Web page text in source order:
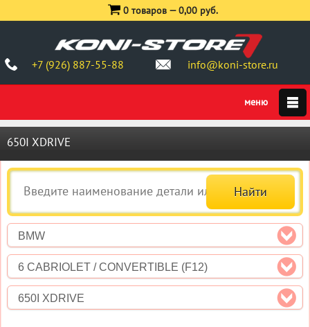
+7 (926) 887-55-88 info@koni-store.ru
0 товаров —0,00 руб.
650I XDRIVE
BMW
6 CABRIOLET / CONVERTIBLE (F12)
650I XDRIVE